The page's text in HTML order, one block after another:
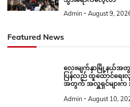
Admin August 9,
Featured News
လေးမျက်နှာမြို့နယ်
ပြန်လည် ထူထောင်ရေးလု
အတွက် အလှူရှင်များက အ
Admin August 10,